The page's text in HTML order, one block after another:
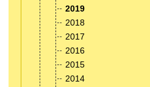
2019
2018
2017
2016
2015
2014